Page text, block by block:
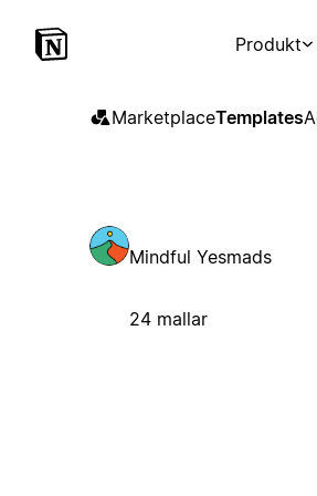
Produkt
MarketplaceTemplates
Mindful Yesmads
24 mallar